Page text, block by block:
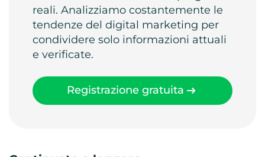
reali. Analizziamo costantemente le
tendenze del digital marketing per
condividere solo informazioni attuali
e verificate.
Registrazione gratuita